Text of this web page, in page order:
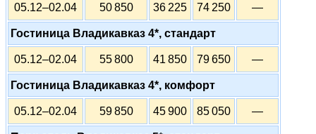
05.12–02.04 50 850 36 225 74 250 —
Гостиница Владикавказ 4*, стандарт
05.12–02.04 55 800 41 850 79 650 —
Гостиница Владикавказ 4*, комфорт
05.12–02.04 59 850 45 900 85 050 —